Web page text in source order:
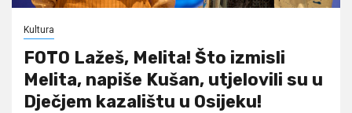
Kultura
FOTO Lažeš, Melita! Što izmisli
Melita, napiše Kušan, utjelovili su u
Dječjem kazalištu u Osijeku!